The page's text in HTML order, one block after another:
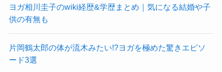
ヨガ相川圭子のwiki経歴&学歴まとめ｜気になる結婚や子
供の有無も
片岡鶴太郎の体が流木みたい!?ヨガを極めた驚きエピソ
ード3選